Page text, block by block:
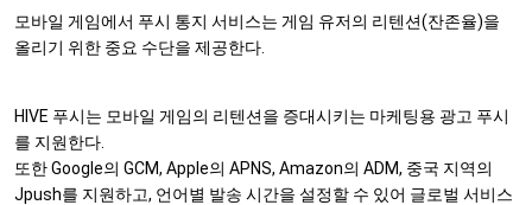
모바일 게임에서 푸시 통지 서비스는 게임 유저의 리텐션(잔존율)을
올리기 위한 중요 수단을 제공한다.
HIVE 푸시는 모바일 게임의 리텐션을 증대시키는 마케팅용 광고 푸시
를 지원한다.
또한 Google의 GCM, Apple의 APNS, Amazon의 ADM, 중국 지역의
Jpush를 지원하고, 언어별 발송 시간을 설정할 수 있어 글로벌 서비스